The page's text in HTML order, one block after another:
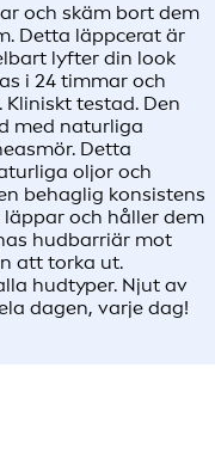
och skäm bort dem
Detta läppcerat är
lyfter din look
i 24 timmar och
testad. Den
med naturliga
Detta
oljor och
behaglig konsistens
och håller dem
hudbarriär mot
att torka ut.
hudtyper. Njut av
dagen, varje dag!